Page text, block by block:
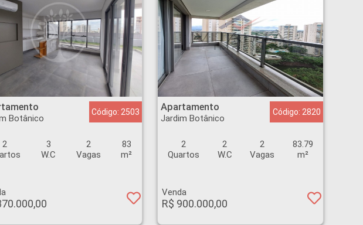
Botânico
Código: 2503
2
3
W.C
2
Vagas
83
m²
Apartamento - Jardim Botânico - Ribeirão Preto
Apartamento
Jardim Botânico
Código: 2820
2
Quartos
2
W.C
2
Vagas
83.79
m²
Venda
R$ 900.000,00